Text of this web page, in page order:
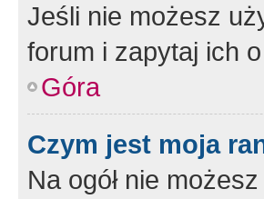
Jeśli nie możesz
forum i zapytaj ich
Góra
Czym jest moja
Na ogół nie